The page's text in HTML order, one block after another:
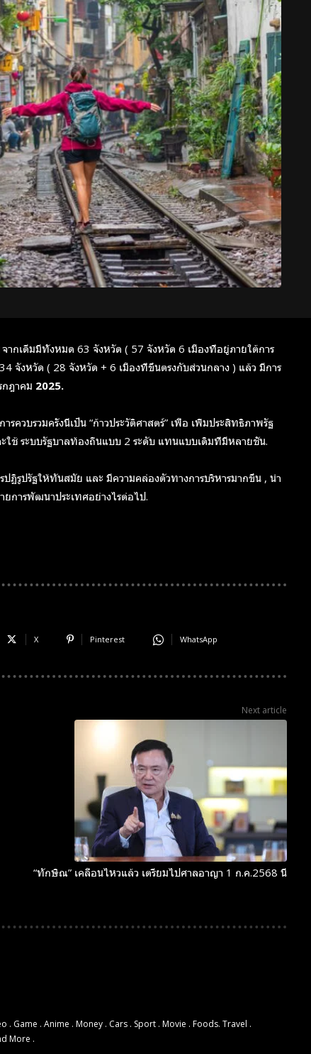
ากเดีมมีทั้งหมด 63 จังหวัด ( 57 จังหวัด 6 เมืองที่อยู่ภายใต้การ
จังหวัด ( 28 จังหวัด + 6 เมืองที่ขึ้นตรงกับส่วนกลาง ) แล้ว มีการ
กฎาคม 2025.
ควบรวมครั้งนี้เป็น “ก้าวประวัติศาสตร์” เพื่อ เพิ่มประสิทธิภาพรัฐ
ใช้ ระบบรัฐบาลท้องถิ่นแบบ 2 ระดับ แทนแบบเดิมที่มีหลายชั้น.
ฏิรูปรัฐให้ทันสมัย และ มีความคล่องตัวทางการบริหารมากขึ้น , น่า
ยการพัฒนาประเทศอย่างไรต่อไป.
X Pinterest WhatsApp
Next article
“ทักษิณ” เคลื่อนไหวแล้ว เตรียมไปศาลอาญา 1 ก.ค.2568 นี้
. Game . Anime . Money . Cars . Sport . Movie . Foods. Travel .
More .